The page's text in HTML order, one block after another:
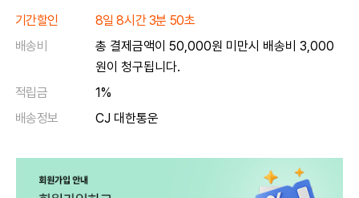
기간할인
8일 8시간 3분 50초
배송비
총 결제금액이 50,000원 미만시 배송비 3,000
원이 청구됩니다.
적립금
1%
배송정보
CJ 대한통운